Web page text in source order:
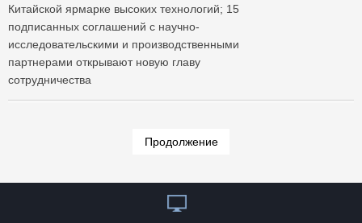
Китайской ярмарке высоких технологий; 15
подписанных соглашений с научно-
исследовательскими и производственными
партнерами открывают новую главу
сотрудничества
Продолжение